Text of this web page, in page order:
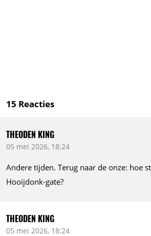
15 Reacties
THEODEN KING
05 mei 2026, 18:24
Andere tijden. Terug naar de onze: hoe
Hooijdonk-gate?
THEODEN KING
05 mei 2026, 18:24